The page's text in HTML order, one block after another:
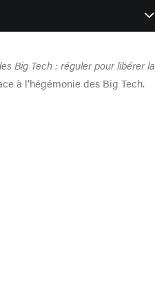
Big Tech : réguler pour libérer
à l’hégémonie des Big Tech.